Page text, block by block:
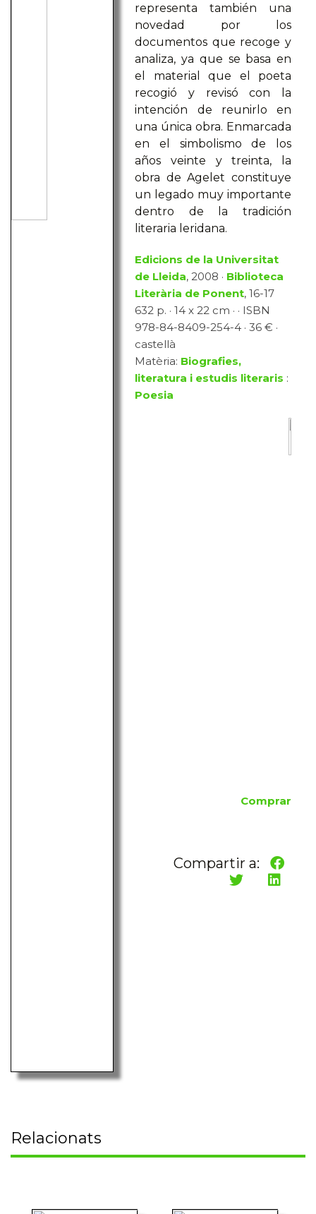
representa también una
novedad por los
documentos que recoge y
analiza, ya que se basa en
el material que el poeta
recogió y revisó con la
intención de reunirlo en
una única obra. Enmarcada
en el simbolismo de los
años veinte y treinta, la
obra de Agelet constituye
un legado muy importante
dentro de la tradición
literaria leridana.
Edicions de la Universitat
de Lleida, 2008 · Biblioteca
Literària de Ponent, 16-17
632 p. · 14 x 22 cm · · ISBN
978-84-8409-254-4 · 36 € ·
castellà
Matèria: Biografies,
literatura i estudis literaris :
Poesia
Comprar
Compartir a:
Relacionats